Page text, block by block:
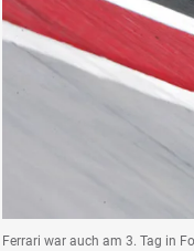
Ferrari war auch am 3. Tag in